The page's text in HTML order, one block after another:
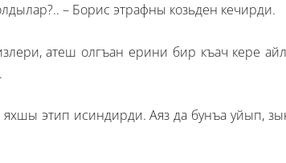
– Борис этрафны козьден кечирди.
атеш олгъан ерини бир къач кере
этип исиндирди. Аяз да бунъа уйып,